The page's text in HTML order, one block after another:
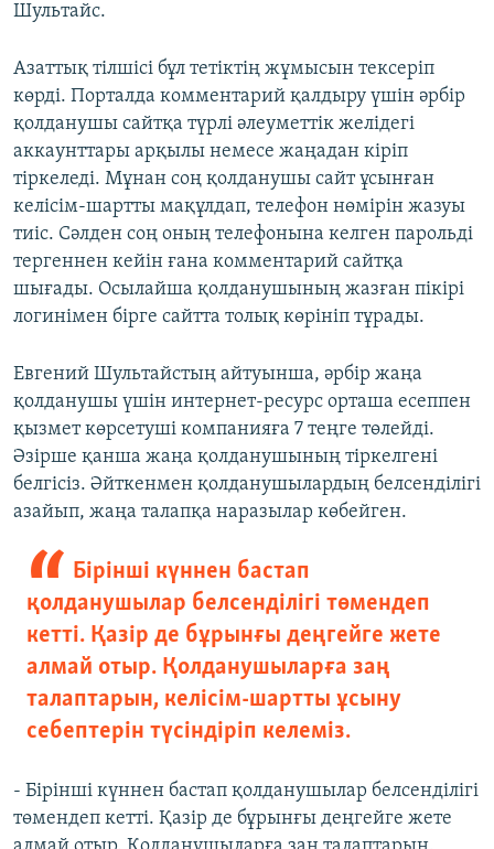
Шультайс.
Азаттық тілшісі бұл тетіктің жұмысын тексеріп
көрді. Порталда комментарий қалдыру үшін әрбір
қолданушы сайтқа түрлі әлеуметтік желідегі
аккаунттары арқылы немесе жаңадан кіріп
тіркеледі. Мұнан соң қолданушы сайт ұсынған
келісім-шартты мақұлдап, телефон нөмірін жазуы
тиіс. Сәлден соң оның телефонына келген парольді
тергеннен кейін ғана комментарий сайтқа
шығады. Осылайша қолданушының жазған пікірі
логинімен бірге сайтта толық көрініп тұрады.
Евгений Шультайстың айтуынша, әрбір жаңа
қолданушы үшін интернет-ресурс орташа есеппен
қызмет көрсетуші компанияға 7 теңге төлейді.
Әзірше қанша жаңа қолданушының тіркелгені
белгісіз. Әйткенмен қолданушылардың белсенділігі
азайып, жаңа талапқа наразылар көбейген.
Бірінші күннен бастап
қолданушылар белсенділігі төмендеп
кетті. Қазір де бұрынғы деңгейге жете
алмай отыр. Қолданушыларға заң
талаптарын, келісім-шартты ұсыну
себептерін түсіндіріп келеміз.
- Бірінші күннен бастап қолданушылар белсенділігі
төмендеп кетті. Қазір де бұрынғы деңгейге жете